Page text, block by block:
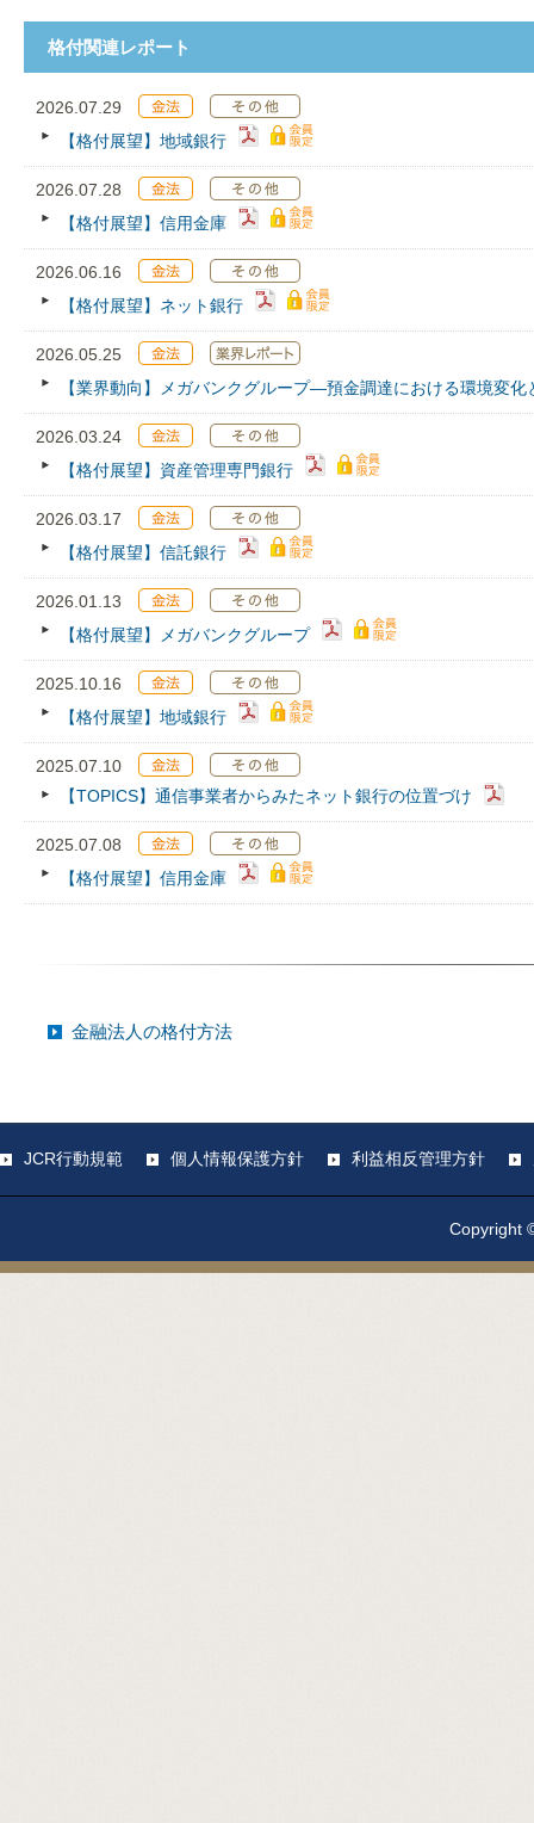
格付関連レポート
2026.07.29
【格付展望】地域銀行
2026.07.28
【格付展望】信用金庫
2026.06.16
【格付展望】ネット銀行
2026.05.25
【業界動向】メガバンクグループ―預金調達における環境変
2026.03.24
【格付展望】資産管理専門銀行
2026.03.17
【格付展望】信託銀行
2026.01.13
【格付展望】メガバンクグループ
2025.10.16
【格付展望】地域銀行
2025.07.10
【TOPICS】通信事業者からみたネット銀行の位置づけ
2025.07.08
【格付展望】信用金庫
金融法人の格付方法
JCR行動規範 個人情報保護方針 利益相反管理方針
Copyright